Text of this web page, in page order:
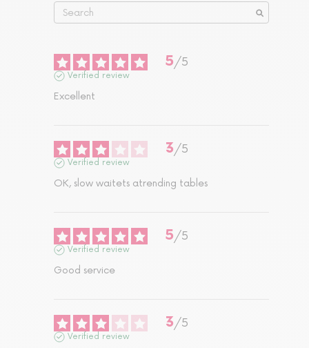
5/5
Verified review
Excellent
3/5
Verified review
OK, slow waitets atrending tables
5/5
Verified review
Good service
3/5
Verified review